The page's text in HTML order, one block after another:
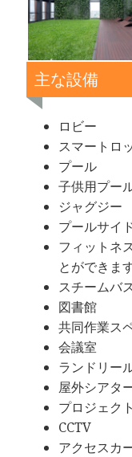
主な設備
ロビー
スマートロ
プール
子供用プー
ジャグジー
プールサイ
フィットネ
とができます
スチームバ
図書館
共同作業ス
会議室
ランドリー
屋外シアタ
プロジェク
CCTV
アクセスカ